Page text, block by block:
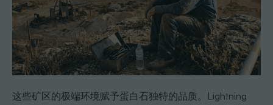
这些矿区的极端环境赋予蛋白石独特的品质。Lightning